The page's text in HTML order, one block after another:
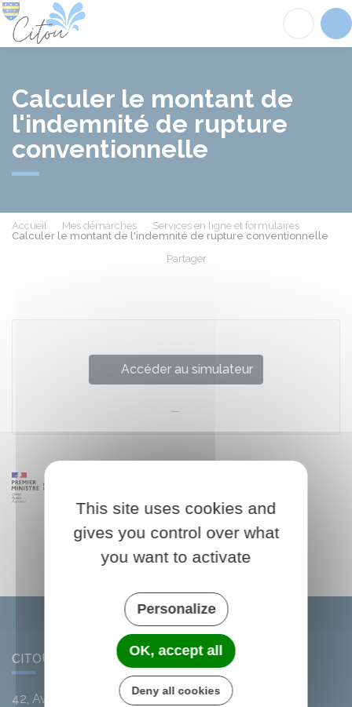
Calculer le montant de
l'indemnité de rupture
conventionnelle
Accueil Mes démarches
Services en ligne et formulaires
Calculer le montant de l'indemnité de rupture conventionnelle
Partager
Accéder au simulateur
CITOU
42, Avenue de l'Argent-Double
This site uses cookies and
gives you control over what
you want to activate
Personalize
OK, accept all
Deny all cookies